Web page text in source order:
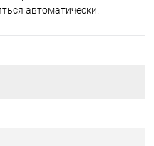
автоматически.